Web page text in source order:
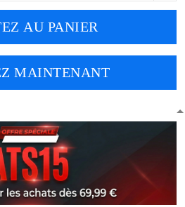
AU PANIER
MAINTENANT